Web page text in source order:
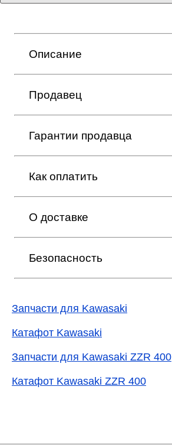
Описание
Продавец
Гарантии продавца
Как оплатить
О доставке
Безопасность
Запчасти для Kawasaki
Катафот Kawasaki
Запчасти для Kawasaki ZZR 400
Катафот Kawasaki ZZR 400